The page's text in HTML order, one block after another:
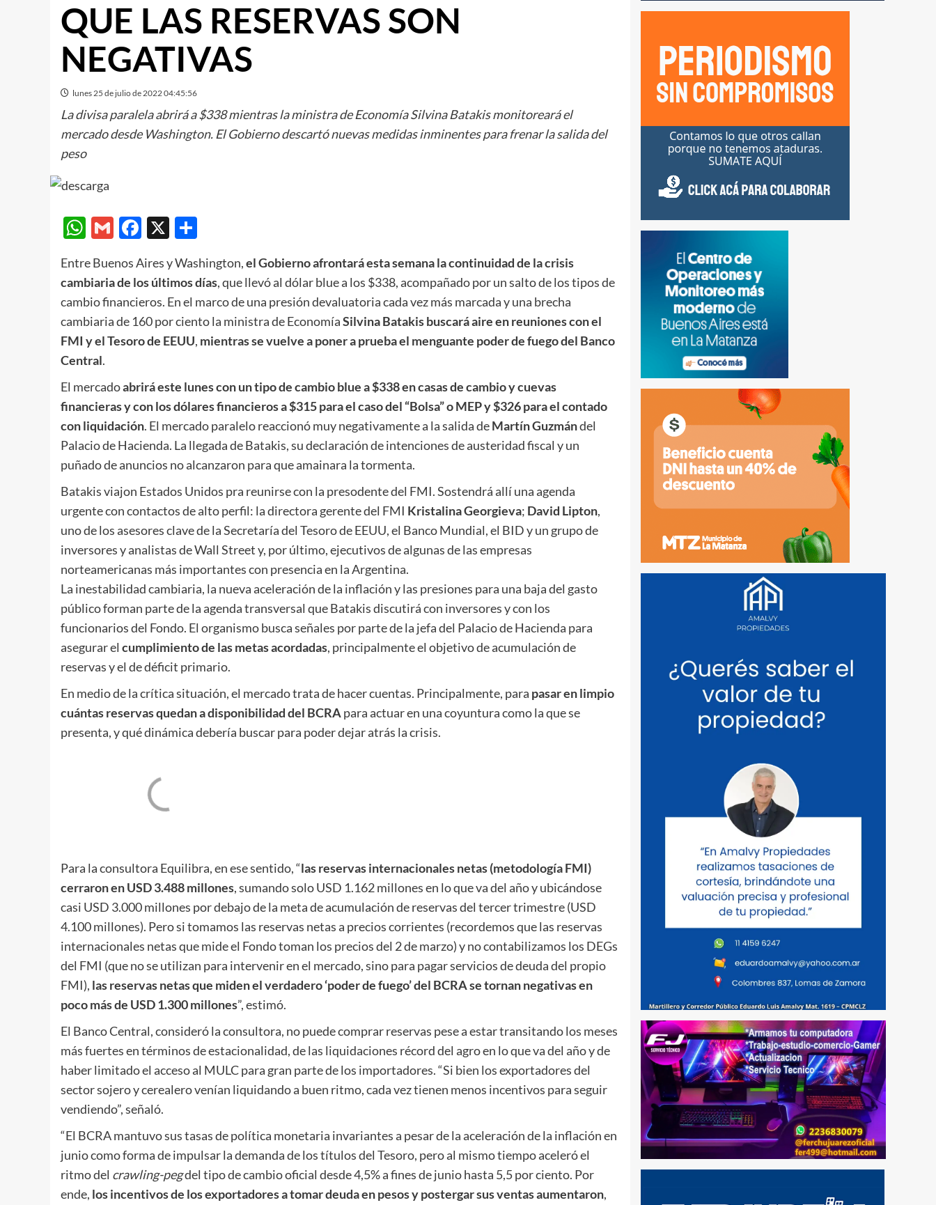
QUE LAS RESERVAS SON
NEGATIVAS
lunes 25 de julio de 2022 04:45:56
La divisa paralela abrirá a $338 mientras la ministra de Economía Silvina Batakis monitoreará el
mercado desde Washington. El Gobierno descartó nuevas medidas inminentes para frenar la salida del
peso
WhatsApp
GmailFacebook
X
Entre Buenos Aires y Washington,el Gobierno afrontará esta semana la continuidad de la crisis
cambiaria de los últimos días, que llevó al dólar blue a los $338, acompañado por un salto de los tipos de
cambio financieros. En el marco de una presión devaluatoria cada vez más marcada y una brecha
cambiaria de 160 por ciento la ministra de EconomíaSilvina Batakis buscará aire en reuniones con el
FMI y el Tesoro de EEUU, mientras se vuelve a poner a prueba el menguante poder de fuego del Banco
Central.
El mercadoabrirá este lunes con un tipo de cambio blue a $338 en casas de cambio y cuevas
financieras y con los dólares financieros a $315 para el caso del “Bolsa” o MEP y $326 para el contado
con liquidación. El mercado paralelo reaccionó muy negativamente a la salida deMartín Guzmándel
Palacio de Hacienda. La llegada de Batakis, su declaración de intenciones de austeridad fiscal y un
puñado de anuncios no alcanzaron para que amainara la tormenta.
Batakis viajon Estados Unidos pra reunirse con la presodente del FMI. Sostendrá allí una agenda
urgente con contactos de alto perfil: la directora gerente del FMI Kristalina Georgieva; David Lipton,
uno de los asesores clave de la Secretaría del Tesoro de EEUU, el Banco Mundial, el BID y un grupo de
inversores y analistas de Wall Street y, por último, ejecutivos de algunas de las empresas
norteamericanas más importantes con presencia en la Argentina.
La inestabilidad cambiaria, la nueva aceleración de la inflación y las presiones para una baja del gasto
público forman parte de la agenda transversal que Batakis discutirá con inversores y con los
funcionarios del Fondo. El organismo busca señales por parte de la jefa del Palacio de Hacienda para
asegurar el cumplimiento de las metas acordadas, principalmente el objetivo de acumulación de
reservas y el de déficit primario.
En medio de la crítica situación, el mercado trata de hacer cuentas. Principalmente, para pasar en limpio
cuántas reservas quedan a disponibilidad del BCRApara actuar en una coyuntura como la que se
presenta, y qué dinámica debería buscar para poder dejar atrás la crisis.
Para la consultora Equilibra, en ese sentido, “las reservas internacionales netas (metodología FMI)
cerraron en USD 3.488 millones, sumando solo USD 1.162 millones en lo que va del año y ubicándose
casi USD 3.000 millones por debajo de la meta de acumulación de reservas del tercer trimestre (USD
4.100 millones). Pero si tomamos las reservas netas a precios corrientes (recordemos que las reservas
internacionales netas que mide el Fondo toman los precios del 2 de marzo) y no contabilizamos los DEGs
del FMI (que no se utilizan para intervenir en el mercado, sino para pagar servicios de deuda del propio
FMI), las reservas netas que miden el verdadero ‘poder de fuego’ del BCRA se tornan negativas en
poco más de USD 1.300 millones”, estimó.
El Banco Central, consideró la consultora, no puede comprar reservas pese a estar transitando los meses
más fuertes en términos de estacionalidad, de las liquidaciones récord del agro en lo que va del año y de
haber limitado el acceso al MULC para gran parte de los importadores. “Si bien los exportadores del
sector sojero y cerealero venían liquidando a buen ritmo, cada vez tienen menos incentivos para seguir
vendiendo”, señaló.
“El BCRA mantuvo sus tasas de política monetaria invariantes a pesar de la aceleración de la inflación en
junio como forma de impulsar la demanda de los títulos del Tesoro, pero al mismo tiempo aceleró el
ritmo del crawling-pegdel tipo de cambio oficial desde 4,5% a fines de junio hasta 5,5 por ciento. Por
ende, los incentivos de los exportadores a tomar deuda en pesos y postergar sus ventas aumentaron,